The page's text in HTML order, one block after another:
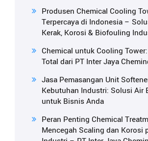
Produsen Chemical Cooling
Terpercaya di Indonesia –
Kerak, Korosi & Biofouling
Chemical untuk Cooling
Total dari PT Inter Jaya
Jasa Pemasangan Unit
Kebutuhan Industri: Solusi Air
untuk Bisnis Anda
Peran Penting Chemical
Mencegah Scaling dan Korosi